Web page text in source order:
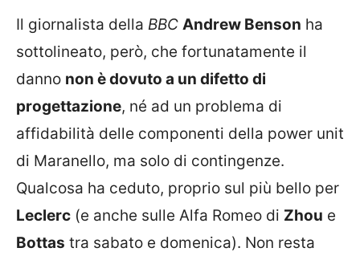
Il giornalista della BBC Andrew Benson ha
sottolineato, però, che fortunatamente il
danno non è dovuto a un difetto di
progettazione, né ad un problema di
affidabilità delle componenti della power unit
di Maranello, ma solo di contingenze.
Qualcosa ha ceduto, proprio sul più bello per
Leclerc (e anche sulle Alfa Romeo di Zhou e
Bottas tra sabato e domenica). Non resta